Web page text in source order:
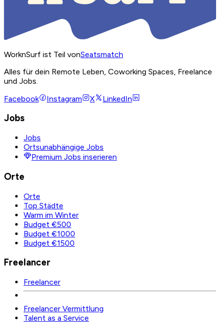
WorknSurf ist Teil vonSeatsmatch
Alles für dein Remote Leben, Coworking Spaces, Freelance
und Jobs.
Facebook
Instagram X LinkedIn
Jobs
Jobs
Ortsunabhängige Jobs
Premium Jobs inserieren
Orte
Orte
Top Städte
Warm im Winter
Budget €500
Budget €1000
Budget €1500
Freelancer
Freelancer
Freelancer Vermittlung
Talent as a Service